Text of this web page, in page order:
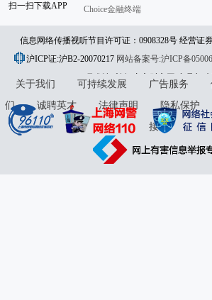
扫一扫下载APP
Choice金融终端
信息网络传播视听节目许可证：0908328号 经营证
913101046312860336 违法和不良信息举报:021-
jubao@eastmoney.com
沪ICP证:沪B2-20070217 网站备案号:沪ICP备
31010402000120号版权所有:东方财富网意见与建
关于我们 可持续发展 广告服务
们
诚聘英才 法律声明 隐私保护
接